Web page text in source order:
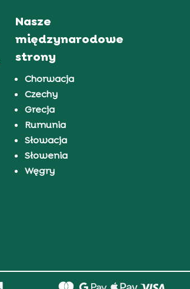
Nasze
międzynarodowe
strony
Chorwacja
Czechy
Grecja
Rumunia
Słowacja
Słowenia
Węgry